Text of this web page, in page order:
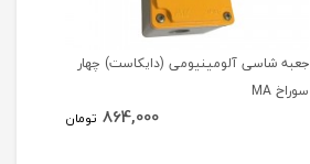
جعبه شاسی آلومینیومی (دایکاست) چهار
سوراخ MA
864,000 تومان